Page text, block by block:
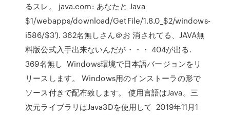
るスレ。 java.com: あなたと Java
$1/webapps/download/GetFile/1.8.0_$2/windows-
i586/$3'). 362名無しさん＠お 消されてる、JAVA無
料版公式入手出来ないんだが・・・ 404が出る.
369名無し Windows環境で日本語バージョンをリ
リースします。 Windows用のインストーラの形で
ソース付きで配布致します。 使用言語はJava。三
次元ライブラリはJava3Dを使用して 2019年11月1